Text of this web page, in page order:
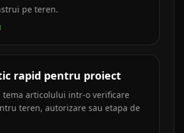
pe teren.
rapid pentru proiect
tema articolului intr-o verificare
teren, autorizare sau etapa de